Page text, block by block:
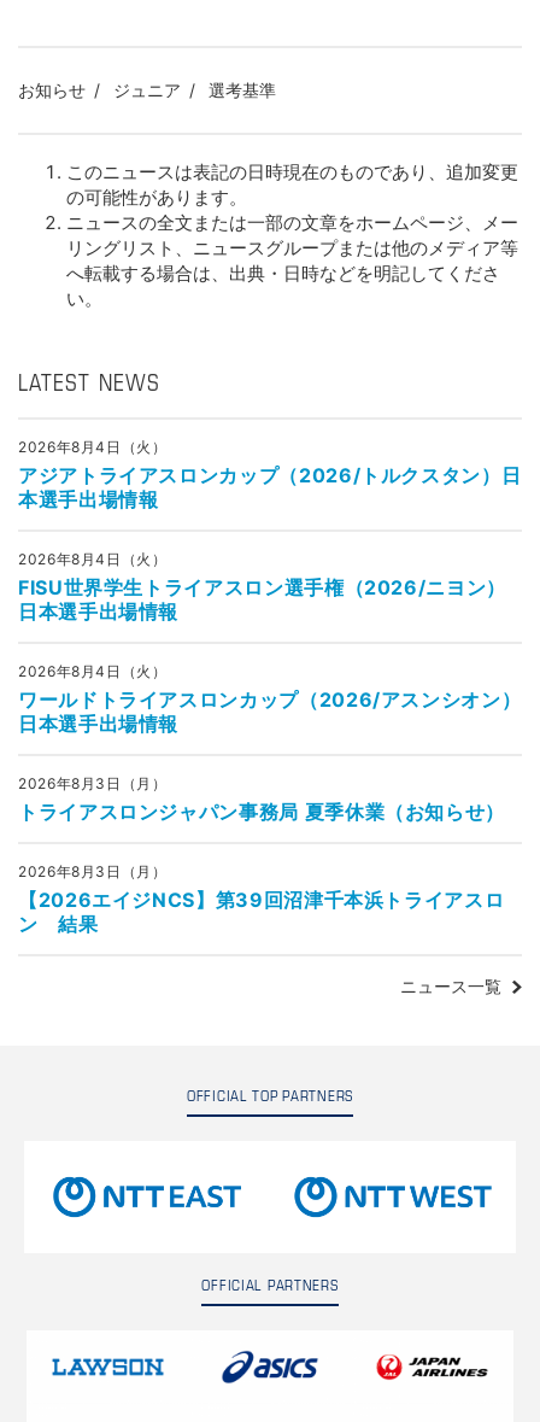
お知らせ ジュニア 選考基準
このニュースは表記の日時現在のものであり、追加変更
の可能性があります。
ニュースの全文または一部の文章をホームページ、メー
リングリスト、ニュースグループまたは他のメディア等
へ転載する場合は、出典・日時などを明記してくださ
い。
LATEST NEWS
2026年8月4日（火）
アジアトライアスロンカップ（2026/トルクスタン）日
本選手出場情報
2026年8月4日（火）
FISU世界学生トライアスロン選手権（2026/ニヨン）
日本選手出場情報
2026年8月4日（火）
ワールドトライアスロンカップ（2026/アスンシオン）
日本選手出場情報
2026年8月3日（月）
トライアスロンジャパン事務局 夏季休業（お知らせ）
2026年8月3日（月）
【2026エイジNCS】第39回沼津千本浜トライアスロ
ン 結果
ニュース一覧
OFFICIAL TOP PARTNERS
OFFICIAL PARTNERS